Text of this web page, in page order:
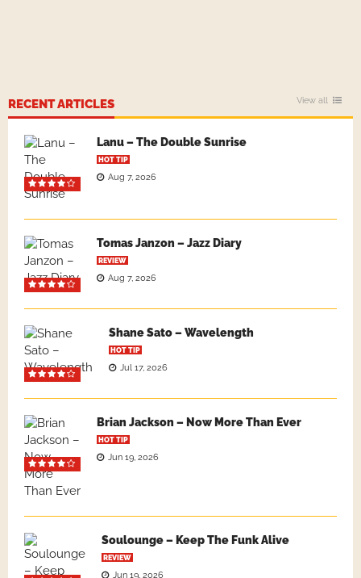
RECENT ARTICLES View all
Lanu – The Double Sunrise
HOT TIP
Aug 7, 2026
Tomas Janzon – Jazz Diary
REVIEW
Aug 7, 2026
Shane Sato – Wavelength
HOT TIP
Jul 17, 2026
Brian Jackson – Now More Than Ever
HOT TIP
Jun 19, 2026
Soulounge – Keep The Funk Alive
REVIEW
Jun 19, 2026